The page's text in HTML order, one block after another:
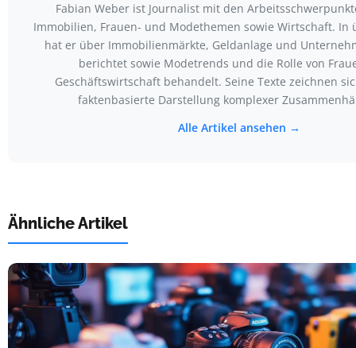
Fabian Weber ist Journalist mit den
Immobilien, Frauen- und Modethemen sowie Wirtschaft. In
hat er über Immobilienmärkte, Geldanlage und
berichtet sowie Modetrends und die Rolle von
Geschäftswirtschaft behandelt. Seine Texte zeichnen
faktenbasierte Darstellung komplexer
Alle Artikel ansehen →
Ähnliche Artikel